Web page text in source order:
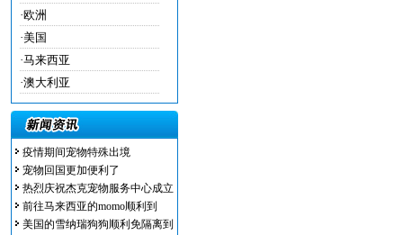
·欧洲
·美国
·马来西亚
·澳大利亚
疫情期间宠物特殊出境
宠物回国更加便利了
热烈庆祝杰克宠物服务中心成立
前往马来西亚的momo顺利到
美国的雪纳瑞狗狗顺利免隔离到